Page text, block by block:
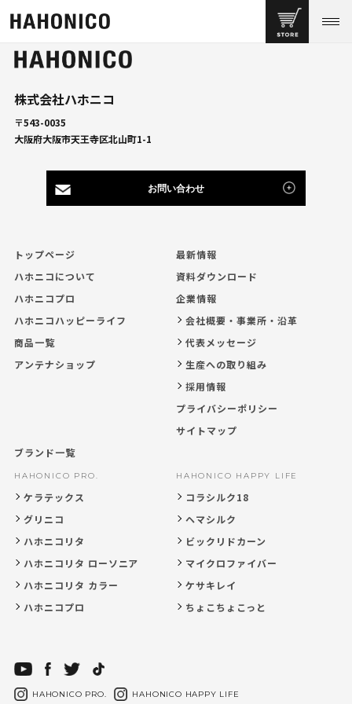
株式会社ハホニコ
〒543-0035
大阪府大阪市天王寺区北山町1-1
お問い合わせ
トップページ
ハホニコについて
ハホニコプロ
ハホニコハッピーライフ
商品一覧
アンテナショップ
ブランド一覧
HAHONICO PRO.
ケラテックス
グリニコ
ハホニコリタ
ハホニコリタ ローソニア
ハホニコリタ カラー
ハホニコプロ
HAHONICO HAPPY LIFE
コラシルク18
ヘマシルク
ビックリドカーン
マイクロファイバー
ケサキレイ
ちょこちょこっと
最新情報
資料ダウンロード
企業情報
会社概要・事業所・沿革
代表メッセージ
生産への取り組み
採用情報
プライバシーポリシー
サイトマップ
HAHONICO PRO. HAHONICO HAPPY LIFE